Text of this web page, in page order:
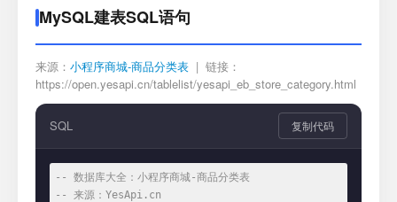
MySQL建表SQL语句
来源： 小程序商城-商品分类表 | 链接：
https://open.yesapi.cn/tablelist/yesapi_eb_store_category.html
SQL 复制代码
-- 数据库大全：小程序商城-商品分类表
-- 来源：YesApi.cn